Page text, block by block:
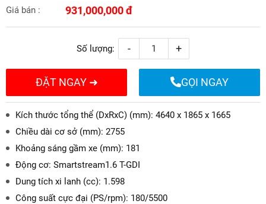
Giá bán : 931,000,000 đ
Số lượng: - +
ĐẶT NGAY ➜ GỌI NGAY
Kích thước tổng thể (DxRxC) (mm): 4640 x 1865 x 1665
Chiều dài cơ sở (mm): 2755
Khoảng sáng gầm xe (mm): 181
Động cơ: Smartstream1.6 T-GDI
Dung tích xi lanh (cc): 1.598
Công suất cực đại (PS/rpm): 180/5500